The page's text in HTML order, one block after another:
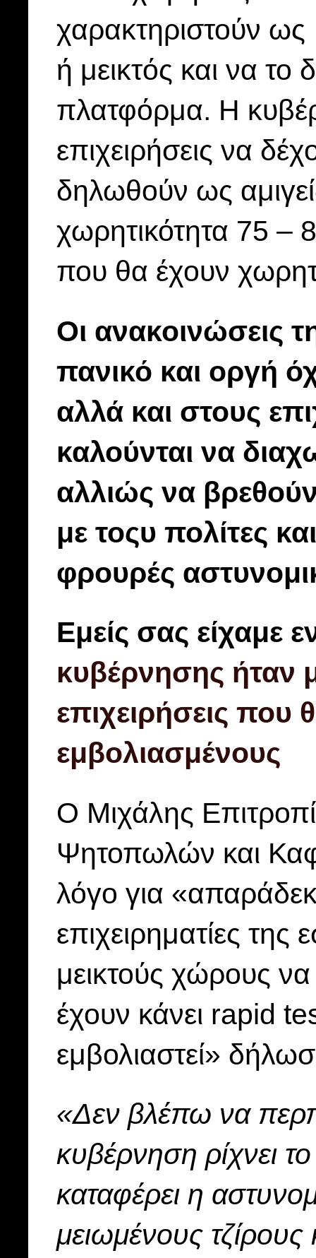
χαρακτηριστούν
ή μεικτός και να το
πλατφόρμα. Η
επιχειρήσεις να
δηλωθούν ως
χωρητικότητα 75 –
που θα έχουν
Οι ανακοινώσεις
πανικό και οργή
αλλά και στους
καλούνται να
αλλιώς να βρεθούν
με τοςυ πολίτες
φρουρές
Εμείς σας είχαμε
κυβέρνησης ήταν
επιχειρήσεις που
εμβολιασμένους
Ο Μιχάλης
Ψητοπωλών και
λόγο για
επιχειρηματίες
μεικτούς χώρους
έχουν κάνει rapid
εμβολιαστεί»
«Δεν βλέπω να
κυβέρνηση ρίχνει
καταφέρει η
μειωμένους